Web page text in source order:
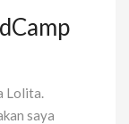
Lolita.
saya